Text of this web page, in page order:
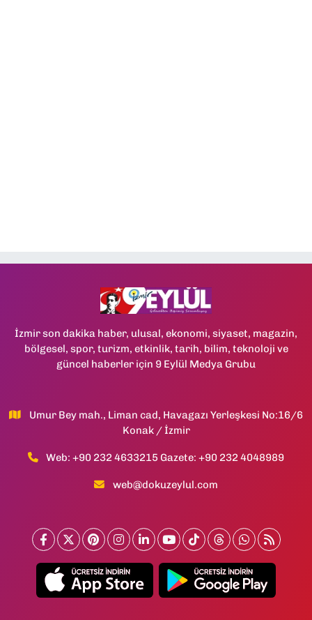
İzmir son dakika haber, ulusal, ekonomi, siyaset, magazin,
bölgesel, spor, turizm, etkinlik, tarih, bilim, teknoloji ve
güncel haberler için 9 Eylül Medya Grubu
Umur Bey mah., Liman cad, Havagazı Yerleşkesi No:16/6
Konak / İzmir
Web: +90 232 4633215 Gazete: +90 232 4048989
web@dokuzeylul.com